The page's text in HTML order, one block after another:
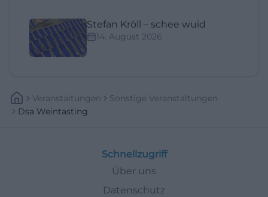
Stefan Kröll – schee wuid
14. August 2026
Veranstaltungen
Sonstige Veranstaltungen
Dsa Weintasting
Schnellzugriff
Über uns
Datenschutz